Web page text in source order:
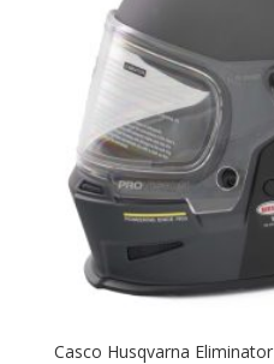
Casco Husqvarna Eliminator